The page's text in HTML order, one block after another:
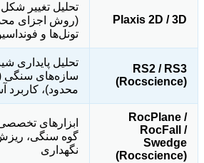
Plaxis 2D / 3D
تحلیل تغییر شکل
(روش اجزای
تونل‌ها و
RS2 / RS3
(Rocscience)
تحلیل پایداری
سازه‌های سنگی
محدود)، کاربرد
RocPlane /
RocFall /
Swedge
(Rocscience)
ابزارهای
گوه سنگی،
نگهداری